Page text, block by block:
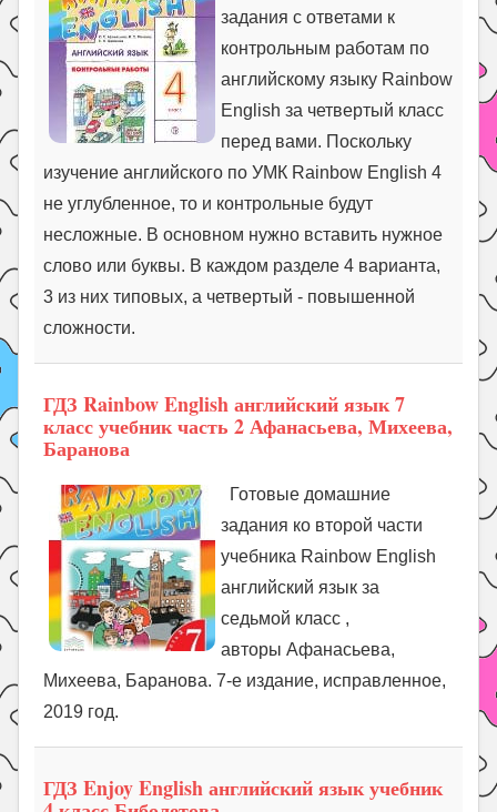
задания с ответами к
контрольным работам по
английскому языку Rainbow
English за четвертый класс
перед вами. Поскольку
изучение английского по УМК Rainbow English 4
не углубленное, то и контрольные будут
несложные. В основном нужно вставить нужное
слово или буквы. В каждом разделе 4 варианта,
3 из них типовых, а четвертый - повышенной
сложности.
ГДЗ Rainbow English английский язык 7
класс учебник часть 2 Афанасьева, Михеева,
Баранова
Готовые домашние
задания ко второй части
учебника Rainbow English
английский язык за
седьмой класс ,
авторы Афанасьева,
Михеева, Баранова. 7-е издание, исправленное,
2019 год.
ГДЗ Enjoy English английский язык учебник